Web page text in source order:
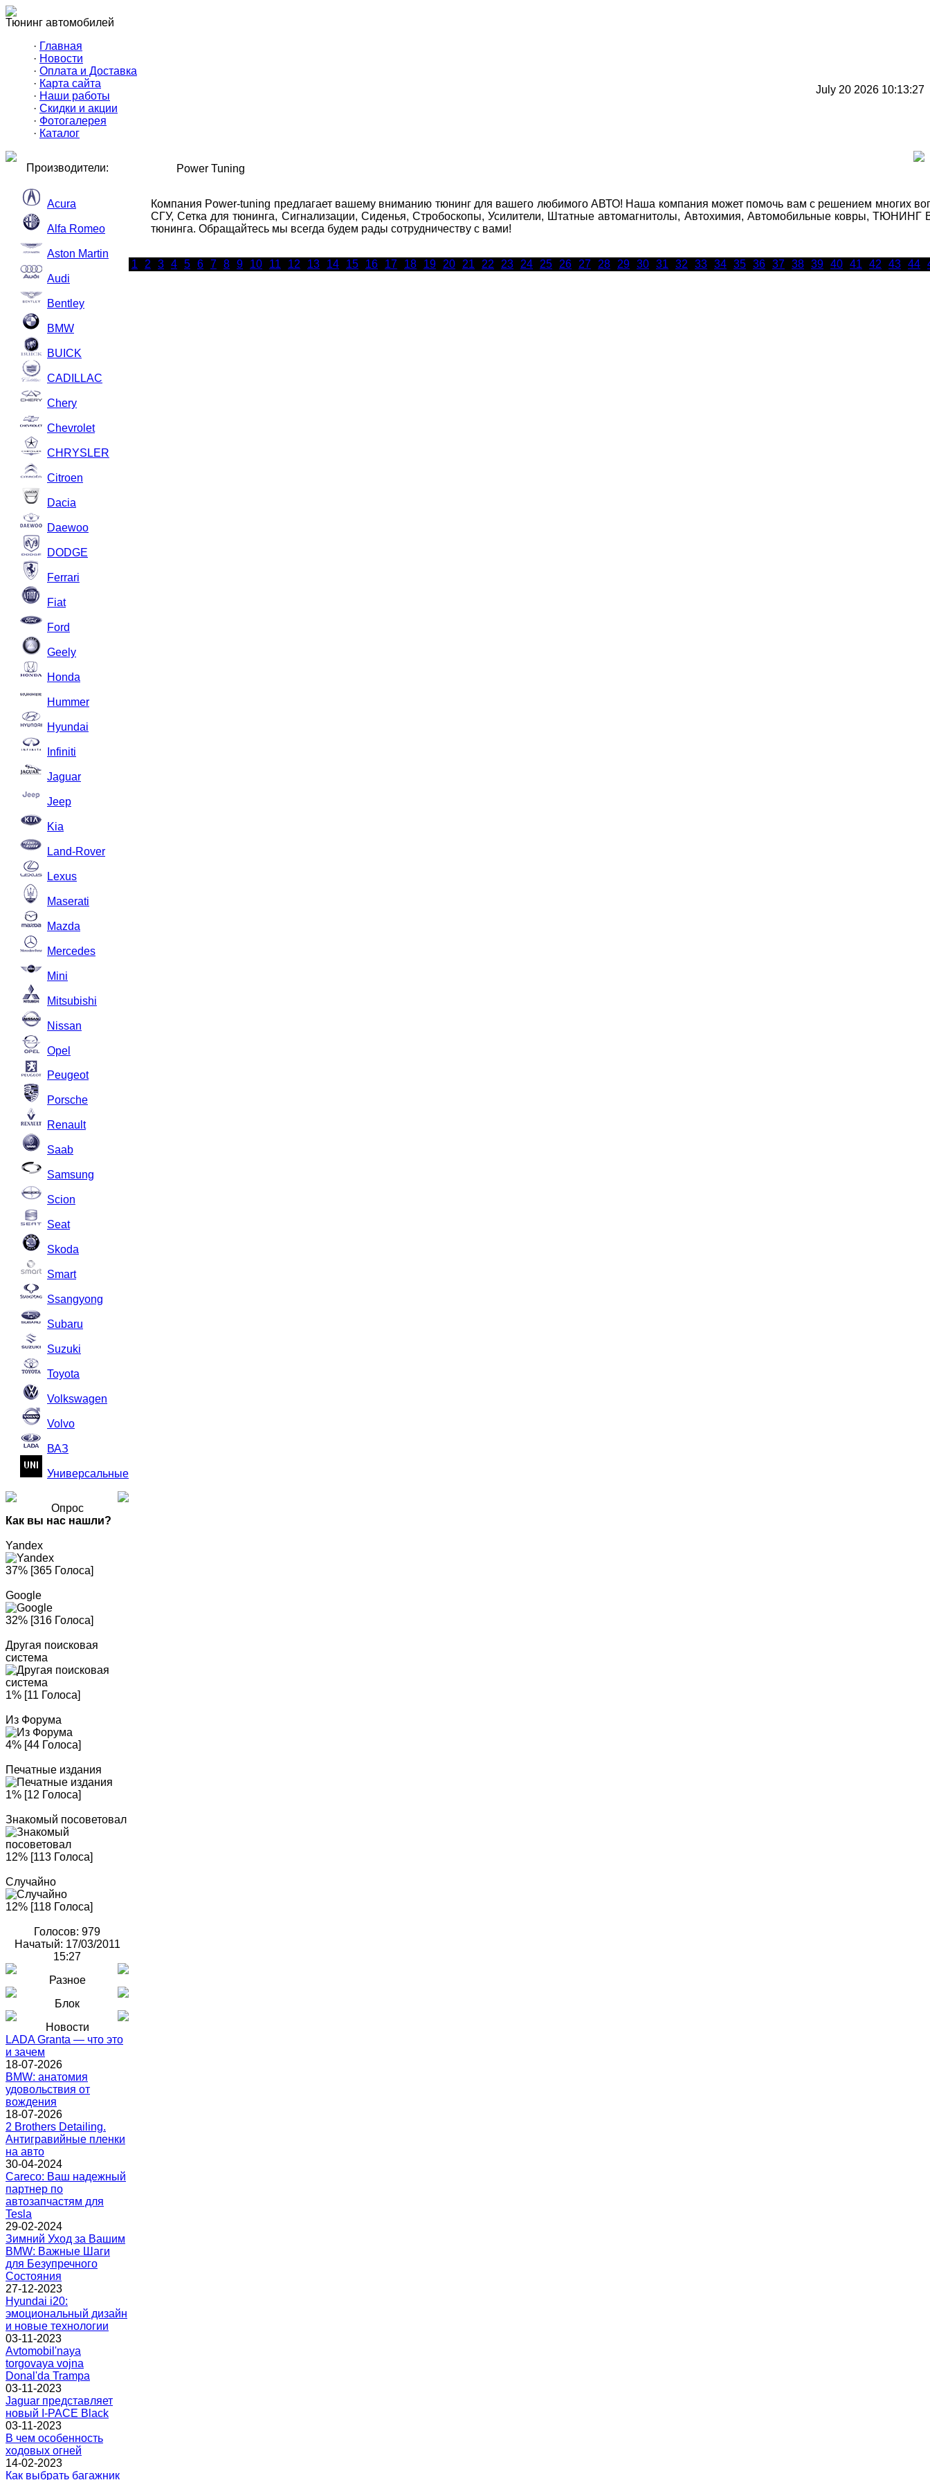
Тюнинг автомобилей
· Главная
· Новости
· Оплата и Доставка
· Карта сайта
· Наши работы
· Скидки и акции
· Фотогалерея
· Каталог
July 20 2026 10:13:27
Производители:
Acura
Alfa Romeo
Aston Martin
Audi
Bentley
BMW
BUICK
CADILLAC
Chery
Chevrolet
CHRYSLER
Citroen
Dacia
Daewoo
DODGE
Ferrari
Fiat
Ford
Geely
Honda
Hummer
Hyundai
Infiniti
Jaguar
Jeep
Kia
Land-Rover
Lexus
Maserati
Mazda
Mercedes
Mini
Mitsubishi
Nissan
Opel
Peugeot
Porsche
Renault
Saab
Samsung
Scion
Seat
Skoda
Smart
Ssangyong
Subaru
Suzuki
Toyota
Volkswagen
Volvo
ВАЗ
Универсальные
Опрос
Как вы нас нашли?
Yandex
37% [365 Голоса]
Google
32% [316 Голоса]
Другая поисковая
система
1% [11 Голоса]
Из Форума
4% [44 Голоса]
Печатные издания
1% [12 Голоса]
Знакомый посоветовал
12% [113 Голоса]
Случайно
12% [118 Голоса]
Голосов: 979
Начатый: 17/03/2011
15:27
Разное
Блок
Новости
LADA Granta — что это
и зачем
18-07-2026
BMW: анатомия
удовольствия от
вождения
18-07-2026
2 Brothers Detailing.
Антигравийные пленки
на авто
30-04-2024
Careco: Ваш надежный
партнер по
автозапчастям для
Tesla
29-02-2024
Зимний Уход за Вашим
BMW: Важные Шаги
для Безупречного
Состояния
27-12-2023
Hyundai i20:
эмоциональный дизайн
и новые технологии
03-11-2023
Avtomobil'naya
torgovaya vojna
Donal'da Trampa
03-11-2023
Jaguar представляет
новый I-PACE Black
03-11-2023
В чем особенность
ходовых огней
14-02-2023
Как выбрать багажник
Power Tuning
Компания Power-tuning предлагает вашему вниманию тюнинг для вашего любимого АВТО! Наша компания может помочь вам с решением многих
СГУ, Сетка для тюнинга, Сигнализации, Сиденья, Стробоскопы, Усилители, Штатные автомагнитолы, Автохимия, Автомобильные ковры,
тюнинга. Обращайтесь мы всегда будем рады сотрудничеству с вами!
1 2 3 4 5 6 7 8 9 10 11 12 13 14 15 16 17 18 19 20 21 22 23 24 25 26 27 28 29 30 31 32 33 34 35 36 37 38 39 40 41 42 43 44